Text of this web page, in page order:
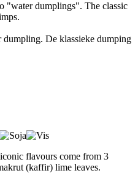
"water dumplings". The classic
De klassieke dumping
flavours come from 3
(kaffir) lime leaves.